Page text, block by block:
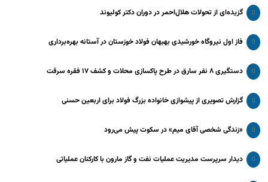
گزیده‌ای از تحولات هلال‌احمر در دوران دکتر کولیوند
فاز اول نیروگاه خورشیدی بهبهان فولاد خوزستان در آستانه بهره‌برداری
دستگیری ۸ نفر سارق در طرح پاکسازی محلات و کشف ۱۷ فقره سرقت
گزارش تصویری از پیشوازی خانواده بزرگ فولاد برای اربعین حسنی
«زندگی شخصی آقای میم» در سکوت پیش می‌رود
دیدار سرپرست مدیریت عملیات نفت و گاز مارون با کارکنان عملیاتی